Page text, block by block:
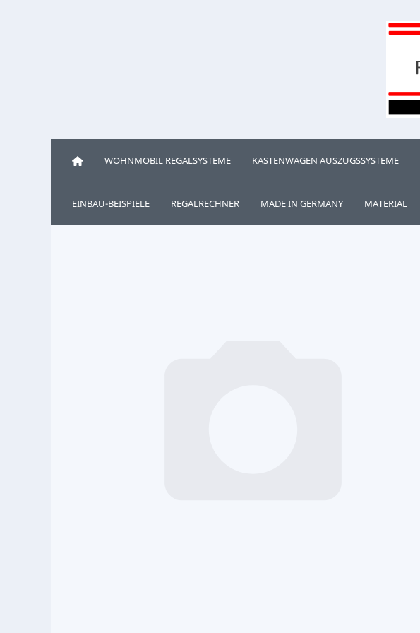
WOHNMOBIL REGALSYSTEME KASTENWAGEN AUSZUGSSYSTEME
EINBAU-BEISPIELE REGALRECHNER MADE IN GERMANY MATERIAL